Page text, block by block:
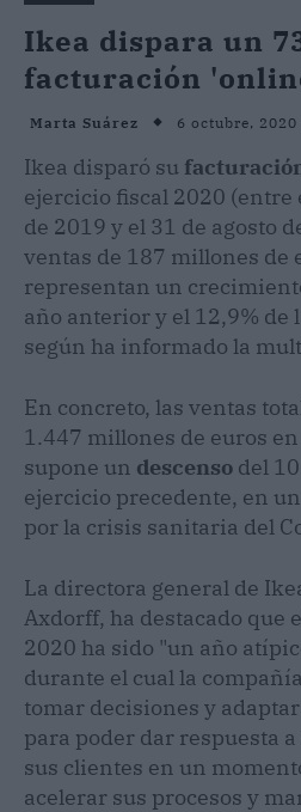
Ikea dispara un
facturación
Marta Suárez 6 octubre, 2020
Ikea disparó su
ejercicio fiscal 2020 (entre
de 2019 y el 31 de agosto
ventas de 187 millones de
representan un
año anterior y el 12,9% de
según ha informado la
En concreto, las ventas
1.447 millones de euros
supone un descenso del
ejercicio precedente, en
por la crisis sanitaria del
La directora general de
Axdorff, ha destacado que
2020 ha sido "un año
durante el cual la
tomar decisiones y
para poder dar respuesta
sus clientes en un
acelerar sus procesos y